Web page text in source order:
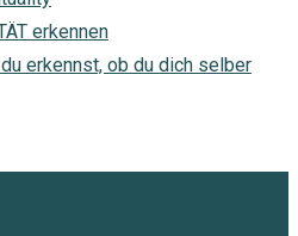
erkennen
erkennst, ob du dich selber